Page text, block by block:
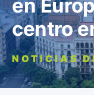
en
centro
NOTICIAS